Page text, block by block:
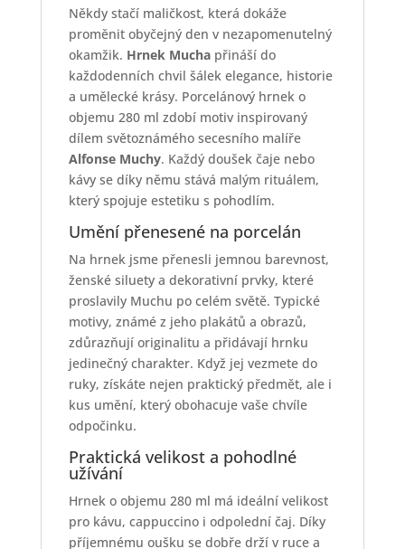
Někdy stačí maličkost, která dokáže
proměnit obyčejný den v nezapomenutelný
okamžik. Hrnek Muchapřináší do
každodenních chvil šálek elegance, historie
a umělecké krásy. Porcelánový hrnek o
objemu 280 ml zdobí motiv inspirovaný
dílem světoznámého secesního malíře
Alfonse Muchy. Každý doušek čaje nebo
kávy se díky němu stává malým rituálem,
který spojuje estetiku s pohodlím.
Umění přenesené na porcelán
Na hrnek jsme přenesli jemnou barevnost,
ženské siluety a dekorativní prvky, které
proslavily Muchu po celém světě. Typické
motivy, známé z jeho plakátů a obrazů,
zdůrazňují originalitu a přidávají hrnku
jedinečný charakter. Když jej vezmete do
ruky, získáte nejen praktický předmět, ale i
kus umění, který obohacuje vaše chvíle
odpočinku.
Praktická velikost a pohodlné
užívání
Hrnek o objemu 280 ml má ideální velikost
pro kávu, cappuccino i odpolední čaj. Díky
příjemnému oušku se dobře drží v ruce a